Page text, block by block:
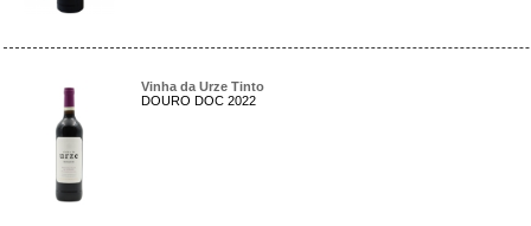
Vinha da Urze Tinto
DOURO DOC 2022